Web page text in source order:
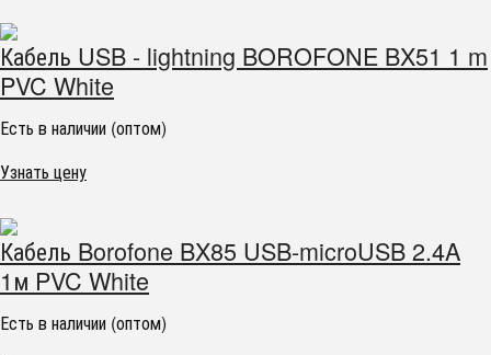
Кабель USB - lightning BOROFONE BX51 1 m
PVC White
Есть в наличии (оптом)
Узнать цену
Кабель Borofone BX85 USB-microUSB 2.4A
1м PVC White
Есть в наличии (оптом)